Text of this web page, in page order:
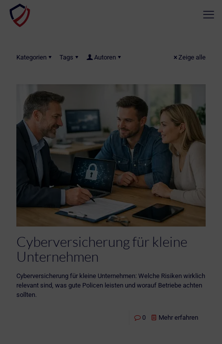
Kategorien Tags Autoren Zeige alle
Cyberversicherung für kleine
Unternehmen
Cyberversicherung für kleine Unternehmen: Welche Risiken wirklich
relevant sind, was gute Policen leisten und worauf Betriebe achten
sollten.
0 Mehr erfahren